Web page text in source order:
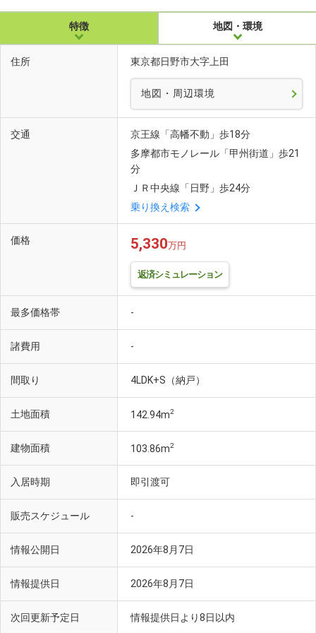
特徴 地図・環境
住所 東京都日野市大字上田
地図・周辺環境
交通
京王線「高幡不動」歩18分
多摩都市モノレール「甲州街道」歩21
分
ＪＲ中央線「日野」歩24分
乗り換え検索
価格 5,330万円
返済シミュレーション
最多価格帯 -
諸費用 -
間取り 4LDK+S（納戸）
土地面積 142.94m2
建物面積 103.86m2
入居時期 即引渡可
販売スケジュール -
情報公開日 2026年8月7日
情報提供日 2026年8月7日
次回更新予定日 情報提供日より8日以内